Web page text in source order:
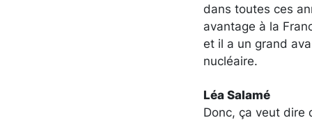
dans toutes ces
avantage à la
et il a un grand
nucléaire.
Léa Salamé
Donc, ça veut dire